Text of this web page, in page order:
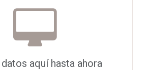
aquí hasta ahora